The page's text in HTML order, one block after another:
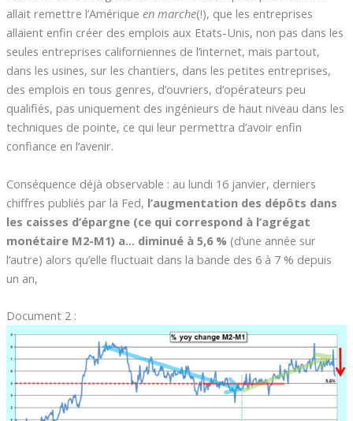
allait remettre l’Amérique en marche(!), que les entreprises
allaient enfin créer des emplois aux Etats-Unis, non pas dans les
seules entreprises californiennes de l’internet, mais partout,
dans les usines, sur les chantiers, dans les petites entreprises,
des emplois en tous genres, d’ouvriers, d’opérateurs peu
qualifiés, pas uniquement des ingénieurs de haut niveau dans les
techniques de pointe, ce qui leur permettra d’avoir enfin
confiance en l’avenir.
Conséquence déjà observable : au lundi 16 janvier, derniers
chiffres publiés par la Fed, l’augmentation des dépôts dans
les caisses d’épargne (ce qui correspond à l’agrégat
monétaire M2-M1) a… diminué à 5,6 % (d’une année sur
l’autre) alors qu’elle fluctuait dans la bande des 6 à 7 % depuis
un an,
Document 2 :